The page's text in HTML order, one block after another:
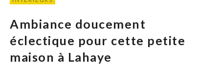
Ambiance doucement
éclectique pour cette petite
maison à Lahaye